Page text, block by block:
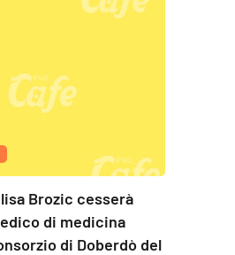
Brozic cesserà
di medicina
di Doberdò del